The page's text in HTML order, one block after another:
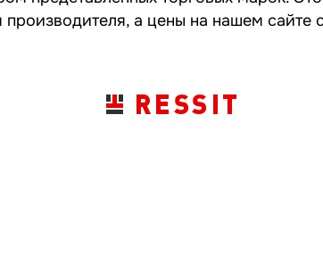
производителя, а цены на нашем